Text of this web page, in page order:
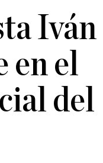
Iván
en el
del